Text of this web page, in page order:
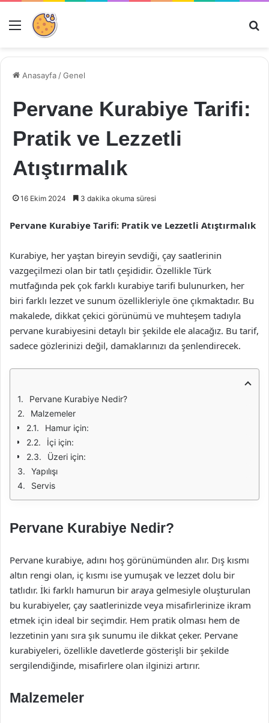
Menü
Anasayfa /Genel
Pervane Kurabiye Tarifi:
Pratik ve Lezzetli
Atıştırmalık
16 Ekim 2024 3 dakika okuma süresi
Pervane Kurabiye Tarifi: Pratik ve Lezzetli Atıştırmalık
Kurabiye, her yaştan bireyin sevdiği, çay saatlerinin
vazgeçilmezi olan bir tatlı çeşididir. Özellikle Türk
mutfağında pek çok farklı kurabiye tarifi bulunurken, her
biri farklı lezzet ve sunum özellikleriyle öne çıkmaktadır. Bu
makalede, dikkat çekici görünümü ve muhteşem tadıyla
pervane kurabiyesini detaylı bir şekilde ele alacağız. Bu tarif,
sadece gözlerinizi değil, damaklarınızı da şenlendirecek.
Pervane Kurabiye Nedir?
Malzemeler
Hamur için:
İçi için:
Üzeri için:
Yapılışı
Servis
Pervane Kurabiye Nedir?
Pervane kurabiye, adını hoş görünümünden alır. Dış kısmı
altın rengi olan, iç kısmı ise yumuşak ve lezzet dolu bir
tatlıdır. İki farklı hamurun bir araya gelmesiyle oluşturulan
bu kurabiyeler, çay saatlerinizde veya misafirlerinize ikram
etmek için ideal bir seçimdir. Hem pratik olması hem de
lezzetinin yanı sıra şık sunumu ile dikkat çeker. Pervane
kurabiyeleri, özellikle davetlerde gösterişli bir şekilde
sergilendiğinde, misafirlere olan ilginizi artırır.
Malzemeler